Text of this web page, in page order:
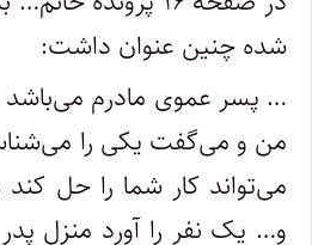
شده چنین عنوان داشت:
… پسر عموی مادرم می‌باشد
من و می‌گفت یکی را
می‌تواند کار شما را حل کند
و… یک نفر را آورد منزل